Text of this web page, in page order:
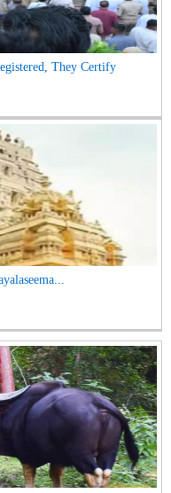
They Certify